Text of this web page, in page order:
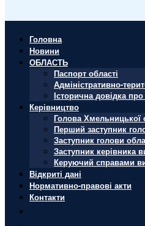
Головна
Новини
ОБЛАСТЬ
Паспорт області
Адміністративно-
Історична довідка
Керівництво
Голова Хмельницької
Перший заступник
Заступник голови
Заступник керівника
Керуючий справами
Відкриті дані
Нормативно-правові акти
Контакти